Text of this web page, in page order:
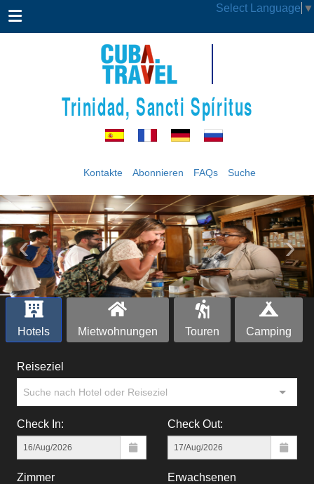
Select Language ▼
Trinidad, Sancti Spíritus
Kontakte Abonnieren FAQs Suche
‹ ›
Hotels Mietwohnungen Touren Camping
Reiseziel
Suche nach Hotel oder Reiseziel
Check In: Check Out:
Zimmer Erwachsenen